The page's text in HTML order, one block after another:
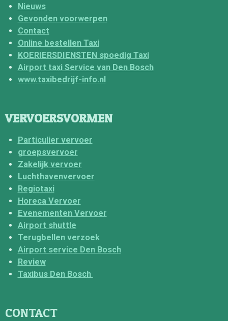
Nieuws
Gevonden voorwerpen
Contact
Online bestellen Taxi
KOERIERSDIENSTEN spoedig Taxi
Airport taxi Service van Den Bosch
www.taxibedrijf-info.nl
VERVOERSVORMEN
Particulier vervoer
groepsvervoer
Zakelijk vervoer
Luchthavenvervoer
Regiotaxi
Horeca Vervoer
Evenementen Vervoer
Airport shuttle
Terugbellen verzoek
Airport service Den Bosch
Review
Taxibus Den Bosch
CONTACT